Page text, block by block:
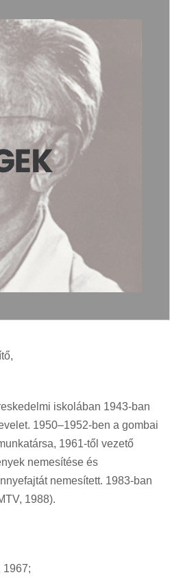
iskolában 1943-ban
1950–1952-ben a gombai
1961-től vezető
nemesítése és
nemesített. 1983-ban
1988).
1967;